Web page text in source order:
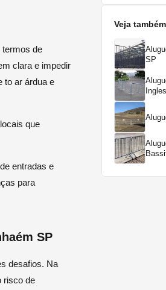
termos de
clara e impedir
to ar árdua e
que
entradas e
para
SP
desafios. Na
risco de
Veja também
SP